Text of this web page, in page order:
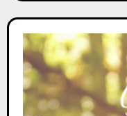
Video-
Player